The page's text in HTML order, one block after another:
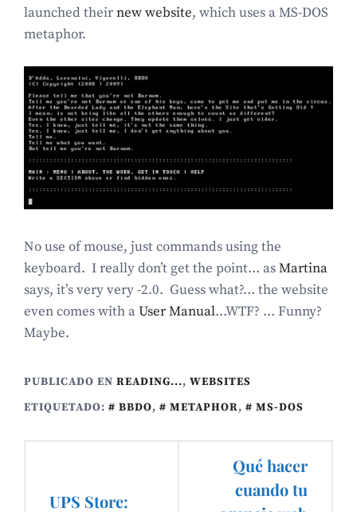
launched theirnew website, which uses a MS-DOS
metaphor.
No use of mouse, just commands using the
keyboard. I really don’t get the point… asMartina
says, it’s very very -2.0. Guess what?… the website
even comes with aUser Manual…WTF? … Funny?
Maybe.
PUBLICADO EN READING..., WEBSITES
ETIQUETADO:
BBDO, METAPHOR, MS-DOS
UPS Store:
Qué hacer
cuando tu